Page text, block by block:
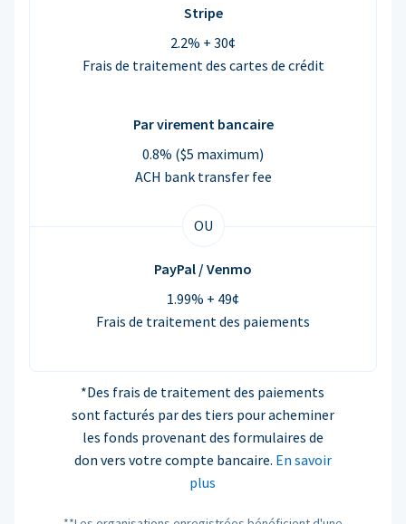
Stripe
2.2% + 30¢
Frais de traitement des cartes de crédit
Par virement bancaire
0.8% ($5 maximum)
ACH bank transfer fee
OU
PayPal / Venmo
1.99% + 49¢
Frais de traitement des paiements
*Des frais de traitement des paiements
sont facturés par des tiers pour acheminer
les fonds provenant des formulaires de
don vers votre compte bancaire. En savoir
plus